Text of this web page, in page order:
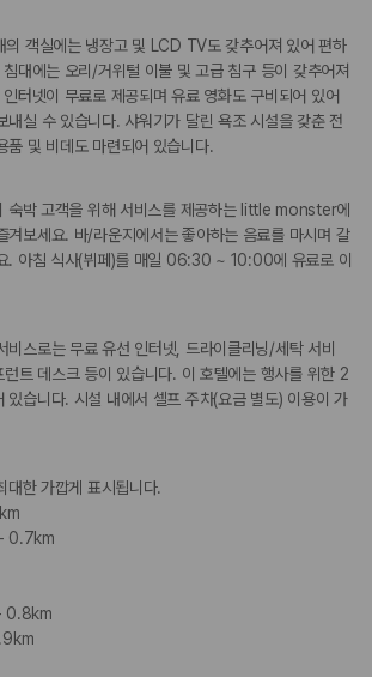
객실에는 냉장고 및 LCD TV도 갖추어져 있어 편하
대에는 오리/거위털 이불 및 고급 침구 등이 갖추어져
터넷이 무료로 제공되며 유료 영화도 구비되어 있어
내실 수 있습니다. 샤워기가 달린 욕조 시설을 갖춘 전
품 및 비데도 마련되어 있습니다.
숙박 고객을 위해 서비스를 제공하는 little monster에
겨보세요. 바/라운지에서는 좋아하는 음료를 마시며 갈
. 아침 식사(뷔페)를 매일 06:30 ~ 10:00에 유료로 이
비스로는 무료 유선 인터넷, 드라이클리닝/세탁 서비
트 데스크 등이 있습니다. 이 호텔에는 행사를 위한 2
있습니다. 시설 내에서 셀프 주차(요금 별도) 이용이 가
한 가깝게 표시됩니다.
0.7km
0.8km